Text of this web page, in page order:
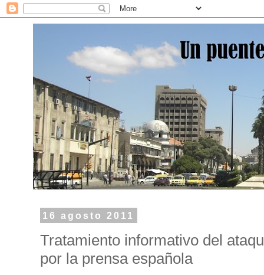
16 agosto 2011
Tratamiento informativo del
por la prensa española